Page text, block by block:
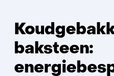
baksteen: